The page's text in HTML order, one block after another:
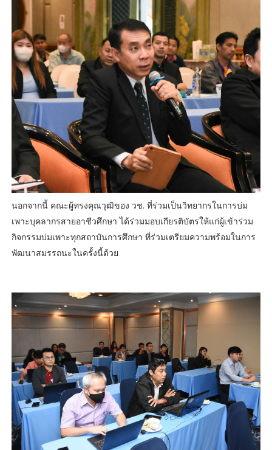
นอกจากนี้ คณะผู้ทรงคุณวุฒิของ วช. ที่ร่วมเป็นวิทยากรในการบ่ม
เพาะบุคลากรสายอาชีวศึกษา ได้ร่วมมอบเกียรติบัตรให้แก่ผู้เข้าร่วม
กิจกรรมบ่มเพาะทุกสถาบันการศึกษา ที่ร่วมเตรียมความพร้อมในการ
พัฒนาสมรรถนะในครั้งนี้ด้วย